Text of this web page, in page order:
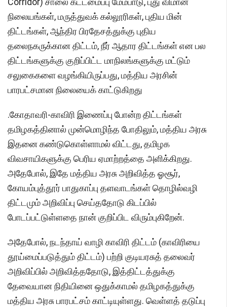
நிலையங்கள், மருத்துவக் கல்லூரிகள், புதிய மின்
திட்டங்கள், ஆந்திர பிரதேசத்துக்கு புதிய
தலைநகருக்கான திட்டம், நீர் ஆதார திட்டங்கள் என பல
திட்டங்களுக்கு குறிப்பிட்ட மாநிலங்களுக்கு மட்டும்
சலுகைகளை வழங்கியிருப்பது, மத்திய அரசின்
பாரபட்சமான நிலையைக் காட்டுகிறது
.கோதாவரி-காவிரி இணைப்பு போன்ற திட்டங்கள்
தமிழகத்தினால் முன்மொழிந்த போதிலும், மத்திய அரசு
இதனை கண்டுகொள்ளாமல் விட்டது, தமிழக
விவசாயிகளுக்கு பெரிய ஏமாற்றத்தை அளிக்கிறது.
அதேபோல், இதே மத்திய அரசு அறிவித்த ஓசூர்,
கோயம்புத்தூர் பாதுகாப்பு தளவாடங்கள் தொழில்வழி
திட்டமும் அறிவிப்பு செய்ததோடு கிடப்பில்
போடப்பட்டுள்ளதை நான் குறிப்பிட விரும்புகிறேன்.
அதேபோல், நடந்தாய் வாழி காவிரி திட்டம் (காவிரியை
தூய்மைப்படுத்தும் திட்டம்) பற்றி குடியரசுத் தலைவர்
அறிவிப்பில் அறிவித்ததோடு, இத்திட்டத்துக்கு
தேவையான நிதியினை ஒதுக்காமல் தமிழகத்துக்கு
மத்திய அரசு பாரபட்சம் காட்டியுள்ளது. வெள்ளத் தடுப்பு